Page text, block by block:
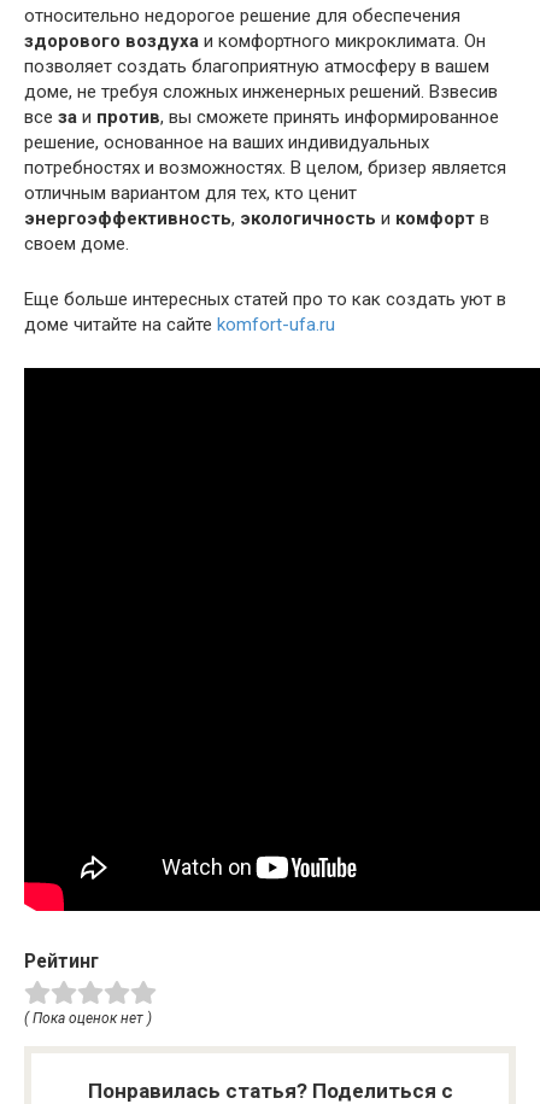
относительно недорогое решение для обеспечения
здорового воздуха и комфортного микроклимата. Он
позволяет создать благоприятную атмосферу в вашем
доме, не требуя сложных инженерных решений. Взвесив
все за и против, вы сможете принять информированное
решение, основанное на ваших индивидуальных
потребностях и возможностях. В целом, бризер является
отличным вариантом для тех, кто ценит
энергоэффективность, экологичность и комфорт в
своем доме.
Еще больше интересных статей про то как создать уют в
доме читайте на сайте komfort-ufa.ru
Рейтинг
( Пока оценок нет )
Понравилась статья? Поделиться с